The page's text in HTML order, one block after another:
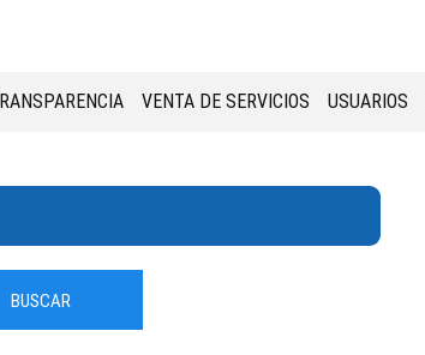
VENTA DE SERVICIOS USUARIOS
BUSCAR